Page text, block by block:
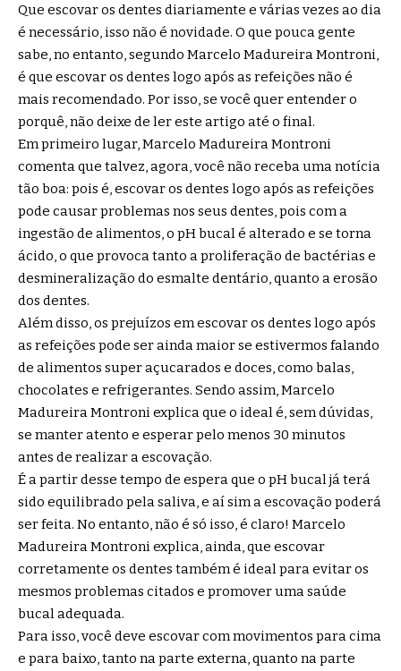
Que escovar os dentes diariamente e várias vezes ao dia
é necessário, isso não é novidade. O que pouca gente
sabe, no entanto, segundo Marcelo Madureira Montroni,
é que escovar os dentes logo após as refeições não é
mais recomendado. Por isso, se você quer entender o
porquê, não deixe de ler este artigo até o final.
Em primeiro lugar, Marcelo Madureira Montroni
comenta que talvez, agora, você não receba uma notícia
tão boa: pois é, escovar os dentes logo após as refeições
pode causar problemas nos seus dentes, pois com a
ingestão de alimentos, o pH bucal é alterado e se torna
ácido, o que provoca tanto a proliferação de bactérias e
desmineralização do esmalte dentário, quanto a erosão
dos dentes.
Além disso, os prejuízos em escovar os dentes logo após
as refeições pode ser ainda maior se estivermos falando
de alimentos super açucarados e doces, como balas,
chocolates e refrigerantes. Sendo assim, Marcelo
Madureira Montroni explica que o ideal é, sem dúvidas,
se manter atento e esperar pelo menos 30 minutos
antes de realizar a escovação.
É a partir desse tempo de espera que o pH bucal já terá
sido equilibrado pela saliva, e aí sim a escovação poderá
ser feita. No entanto, não é só isso, é claro! Marcelo
Madureira Montroni explica, ainda, que escovar
corretamente os dentes também é ideal para evitar os
mesmos problemas citados e promover uma saúde
bucal adequada.
Para isso, você deve escovar com movimentos para cima
e para baixo, tanto na parte externa, quanto na parte